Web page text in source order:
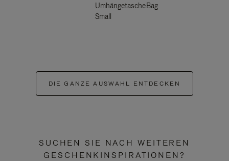
Umhängetasche
Small
Bag
DIE GANZE AUSWAHL ENTDECKEN
SUCHEN SIE NACH WEITEREN
GESCHENKINSPIRATIONEN?